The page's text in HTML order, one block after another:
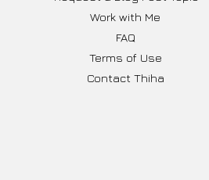
Work with Me
FAQ
Terms of Use
Contact Thiha